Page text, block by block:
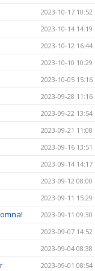
2023-10-17 10:52
2023-10-14 14:19
2023-10-12 16:44
2023-10-10 10:29
2023-10-05 15:16
2023-09-28 11:16
2023-09-22 13:54
2023-09-21 11:08
2023-09-16 13:51
2023-09-14 14:17
2023-09-12 08:00
2023-09-11 15:29
2023-09-11 09:30
2023-09-07 14:52
2023-09-04 08:38
2023-09-01 08:54